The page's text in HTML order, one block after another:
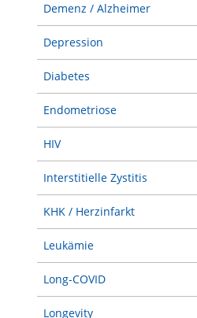
Demenz / Alzheimer
Depression
Diabetes
Endometriose
HIV
Interstitielle Zystitis
KHK / Herzinfarkt
Leukämie
Long-COVID
Longevity